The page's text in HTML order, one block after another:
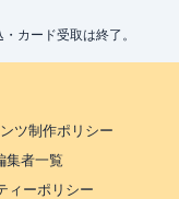
カード受取は終了。
ツ制作ポリシー
集者一覧
ィーポリシー